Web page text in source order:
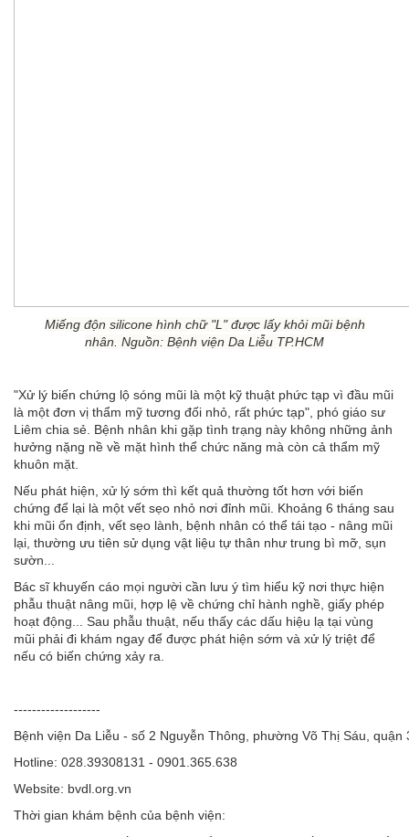
Miếng độn silicone hình chữ "L" được lấy khỏi mũi bệnh
nhân. Nguồn: Bệnh viện Da Liễu TP.HCM
"Xử lý biến chứng lộ sóng mũi là một kỹ thuật phức tạp vì đầu mũi
là một đơn vị thẩm mỹ tương đối nhỏ, rất phức tạp", phó giáo sư
Liêm chia sẻ. Bệnh nhân khi gặp tình trạng này không những ảnh
hưởng nặng nề về mặt hình thể chức năng mà còn cả thẩm mỹ
khuôn mặt.
Nếu phát hiện, xử lý sớm thì kết quả thường tốt hơn với biến
chứng để lại là một vết sẹo nhỏ nơi đỉnh mũi. Khoảng 6 tháng sau
khi mũi ổn định, vết sẹo lành, bệnh nhân có thể tái tạo - nâng mũi
lại, thường ưu tiên sử dụng vật liệu tự thân như trung bì mỡ, sụn
sườn...
Bác sĩ khuyến cáo mọi người cần lưu ý tìm hiểu kỹ nơi thực hiện
phẫu thuật nâng mũi, hợp lệ về chứng chỉ hành nghề, giấy phép
hoạt động... Sau phẫu thuật, nếu thấy các dấu hiệu lạ tại vùng
mũi phải đi khám ngay để được phát hiện sớm và xử lý triệt để
nếu có biến chứng xảy ra.
-------------------
Bệnh viện Da Liễu - số 2 Nguyễn Thông, phường Võ Thị Sáu, quận
Hotline: 028.39308131 - 0901.365.638
Website: bvdl.org.vn
Thời gian khám bệnh của bệnh viện: